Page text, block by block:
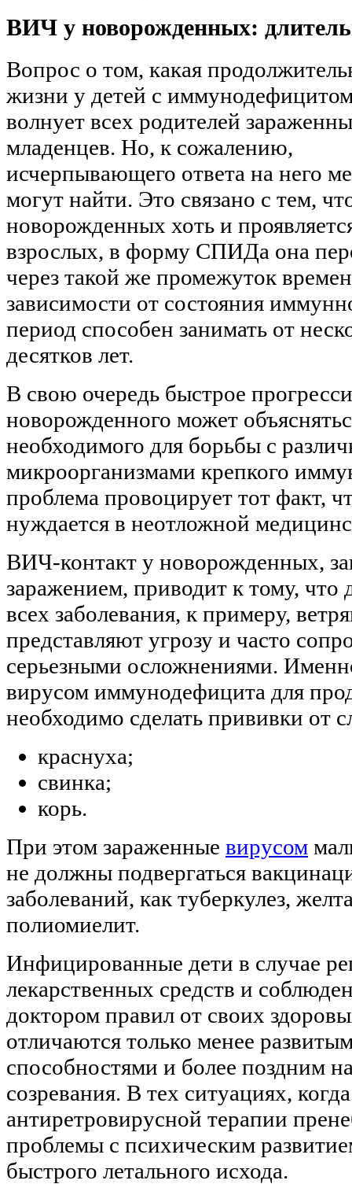
ВИЧ у новорожденных:
Вопрос о том, какая
жизни у детей с
волнует всех родителей
младенцев. Но, к сожалению,
исчерпывающего ответа на него
могут найти. Это связано с тем,
новорожденных хоть и
взрослых, в форму СПИДа она
через такой же промежуток
зависимости от состояния
период способен занимать от
десятков лет.
В свою очередь быстрое
новорожденного может
необходимого для борьбы с
микроорганизмами крепкого
проблема провоцирует тот факт,
нуждается в неотложной
ВИЧ-контакт у новорожденных,
заражением, приводит к тому,
всех заболевания, к примеру,
представляют угрозу и часто
серьезными осложнениями.
вирусом иммунодефицита для
необходимо сделать прививки от
краснуха;
свинка;
корь.
При этом зараженные вирусом
не должны подвергаться
заболеваний, как туберкулез,
полиомиелит.
Инфицированные дети в случае
лекарственных средств и
доктором правил от своих
отличаются только менее
способностями и более поздним
созревания. В тех ситуациях,
антиретровирусной терапии
проблемы с психическим
быстрого летального исхода.